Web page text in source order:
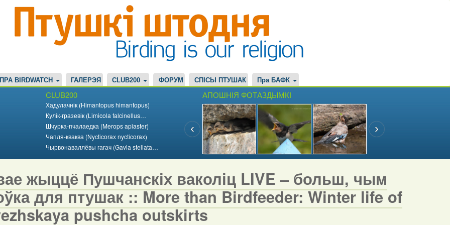
ПРА BIRDWATCH ГАЛЕРЭЯ CLUB200 ФОРУМ СПІСЫ ПТУШАК Пра БАФК
CLUB200
Хадулачнік (Himantopus himantopus)
Кулік-гразевік (Limicola falcinellus…
Шчурка-пчалаедка (Merops apiaster)
Чапля-кваква (Nycticorax nycticorax)
Чырвонаваллёвы гагач (Gavia stellata…
АПОШНІЯ ФОТАЗДЫМКІ
жыццё Пушчанскіх ваколіц LIVE – больш, чым
для птушак :: More than Birdfeeder: Winter life of
pushcha outskirts